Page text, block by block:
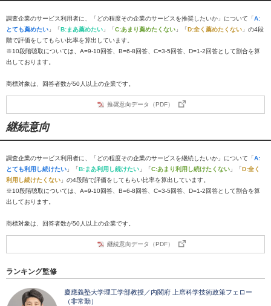
調査企業のサービス利用者に、「どの程度その企業のサービスを推奨したいか」について「A:
とても薦めたい 」「B:まあ薦めたい 」「C:あまり薦めたくない 」「D:全く薦めたくない 」の4段
階で評価をしてもらい比率を算出しています。
※10段階聴取については、A=9-10回答、B=6-8回答、C=3-5回答、D=1-2回答として割合を算
出しております。
商標対象は、回答者数が50人以上の企業です。
推奨意向データ（PDF）
継続意向
調査企業のサービス利用者に、「どの程度その企業のサービスを継続したいか」について「A:
とても利用し続けたい 」「B:まあ利用し続けたい 」「C:あまり利用し続けたくない 」「D:全く
利用し続けたくない 」の4段階で評価をしてもらい比率を算出しています。
※10段階聴取については、A=9-10回答、B=6-8回答、C=3-5回答、D=1-2回答として割合を算
出しております。
商標対象は、回答者数が50人以上の企業です。
継続意向データ（PDF）
ランキング監修
慶應義塾大学理工学部教授／内閣府 上席科学技術政策フェロー
（非常勤）